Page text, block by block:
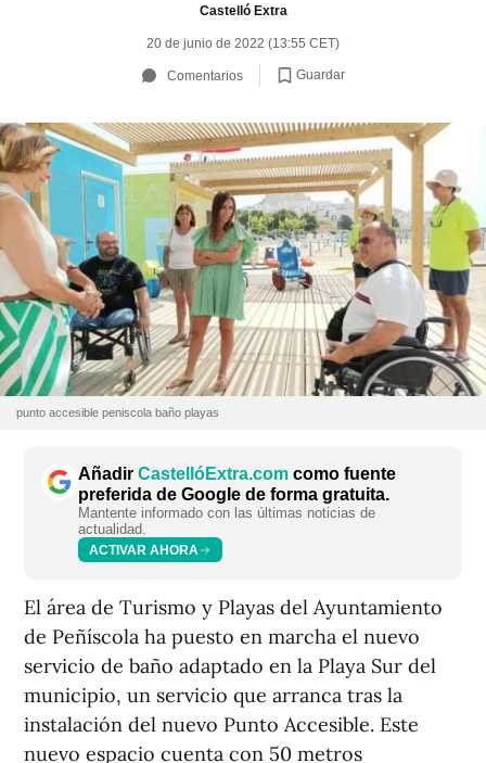
Castelló Extra
20 de junio de 2022 (13:55 CET)
Comentarios Guardar
punto accesible peniscola baño playas
Añadir CastellóExtra.com como fuente
preferida de Google de forma gratuita.
Mantente informado con las últimas noticias de
actualidad.
ACTIVAR AHORA
El área de Turismo y Playas del Ayuntamiento
de Peñíscola ha puesto en marcha el nuevo
servicio de baño adaptado en la Playa Sur del
municipio, un servicio que arranca tras la
instalación del nuevo Punto Accesible. Este
nuevo espacio cuenta con 50 metros